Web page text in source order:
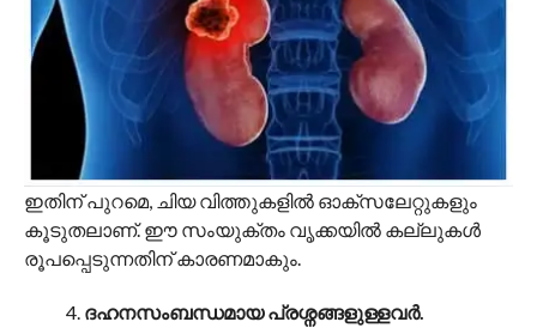
ഇതിന് പുറമെ, ചിയ വിത്തുകളിൽ ഓക്സലേറ്റുകളും
കൂടുതലാണ്. ഈ സംയുക്തം വൃക്കയിൽ കല്ലുകൾ
രൂപപ്പെടുന്നതിന് കാരണമാകും.
ദഹനസംബന്ധമായ പ്രശ്നങ്ങളുള്ളവർ.